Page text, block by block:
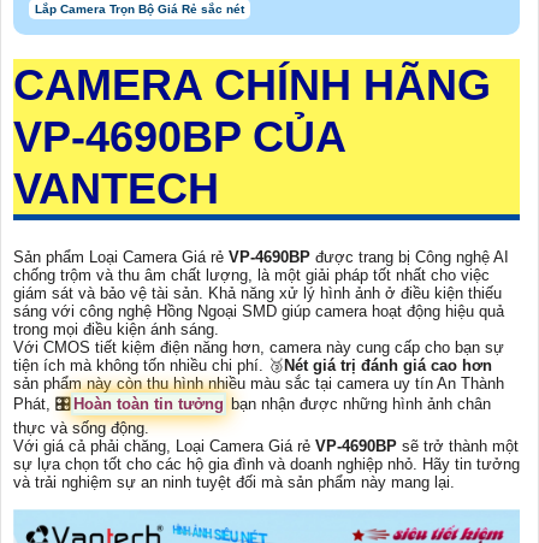
Lắp Camera Trọn Bộ Giá Rẻ sắc nét
CAMERA CHÍNH HÃNG
VP-4690BP CỦA
VANTECH
Sản phẩm Loại Camera Giá rẻ VP-4690BP được trang bị Công nghệ AI
chống trộm và thu âm chất lượng, là một giải pháp tốt nhất cho việc
giám sát và bảo vệ tài sản. Khả năng xử lý hình ảnh ở điều kiện thiếu
sáng với công nghệ Hồng Ngoại SMD giúp camera hoạt động hiệu quả
trong mọi điều kiện ánh sáng.
Với CMOS tiết kiệm điện năng hơn, camera này cung cấp cho bạn sự
tiện ích mà không tốn nhiều chi phí. 🥉Nét giá trị đánh giá cao hơn
sản phẩm này còn thu hình nhiều màu sắc tại camera uy tín An Thành
Phát, 🎛Hoàn toàn tin tưởng bạn nhận được những hình ảnh chân
thực và sống động.
Với giá cả phải chăng, Loại Camera Giá rẻ VP-4690BP sẽ trở thành một
sự lựa chọn tốt cho các hộ gia đình và doanh nghiệp nhỏ. Hãy tin tưởng
và trải nghiệm sự an ninh tuyệt đối mà sản phẩm này mang lại.